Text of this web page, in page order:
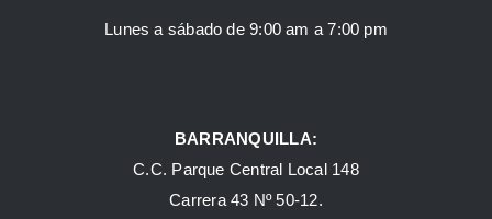
Lunes a sábado de 9:00 am a 7:00 pm
BARRANQUILLA:
C.C. Parque Central Local 148
Carrera 43 Nº 50-12.